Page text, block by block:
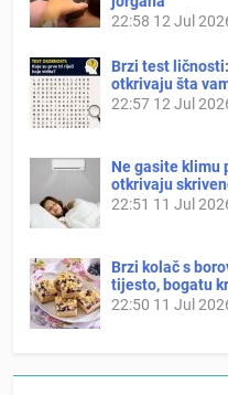
22:58 12 Jul
Brzi test
otkrivaju šta
22:57 12 Jul
Ne gasite klimu
otkrivaju
22:51 11 Jul
Brzi kolač s
tijesto, bogatu
22:50 11 Jul